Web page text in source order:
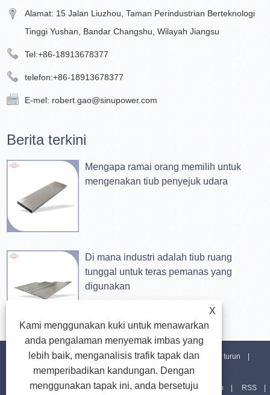
Alamat: 15 Jalan Liuzhou, Taman Perindustrian Berteknologi
Tinggi Yushan, Bandar Changshu, Wilayah Jiangsu
Tel:+86-18913678377
telefon:+86-18913678377
E-mel: robert.gao@sinupower.com
Berita terkini
Mengapa ramai orang memilih untuk
mengenakan tiub penyejuk udara
Di mana industri adalah tiub ruang
tunggal untuk teras pemanas yang
digunakan
Rumah Tentang Kami Produk Berita Muat turun
Hantar Pertanyaan Hubungi Kami Pautan Sitemap RSS
X
Kami menggunakan kuki untuk menawarkan
anda pengalaman menyemak imbas yang
lebih baik, menganalisis trafik tapak dan
memperibadikan kandungan. Dengan
menggunakan tapak ini, anda bersetuju